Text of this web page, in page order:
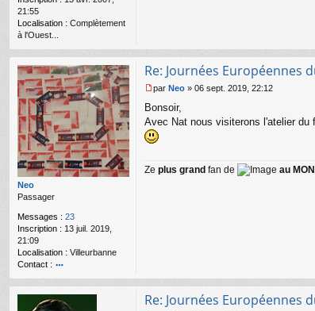
21:55
Localisation : Complètement
à l'Ouest...
Neo
Passager
Messages : 23
Inscription : 13 juil. 2019,
21:09
Localisation : Villeurbanne
Contact :
o
ac
Re: Journées Européennes
e
s
s
a
e
par Neo » 06 sept. 2019, 22:12
Bonsoir,
Avec Nat nous visiterons l'atelier du
Ze plus grand fan de au
Re: Journées Européennes